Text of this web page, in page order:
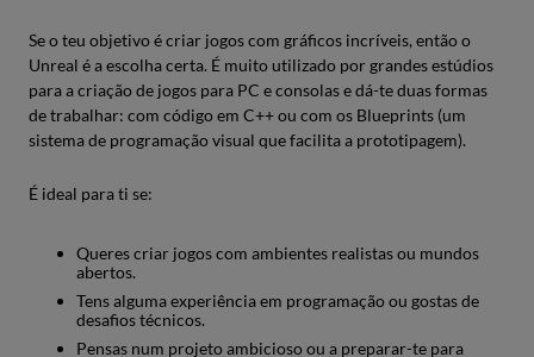
Se o teu objetivo é criar jogos com gráficos incríveis, então o
Unreal é a escolha certa. É muito utilizado por grandes estúdios
para a criação de jogos para PC e consolas e dá-te duas formas
de trabalhar: com código em C++ ou com os Blueprints (um
sistema de programação visual que facilita a prototipagem).
É ideal para ti se:
Queres criar jogos com ambientes realistas ou mundos
abertos.
Tens alguma experiência em programação ou gostas de
desafios técnicos.
Pensas num projeto ambicioso ou a preparar-te para